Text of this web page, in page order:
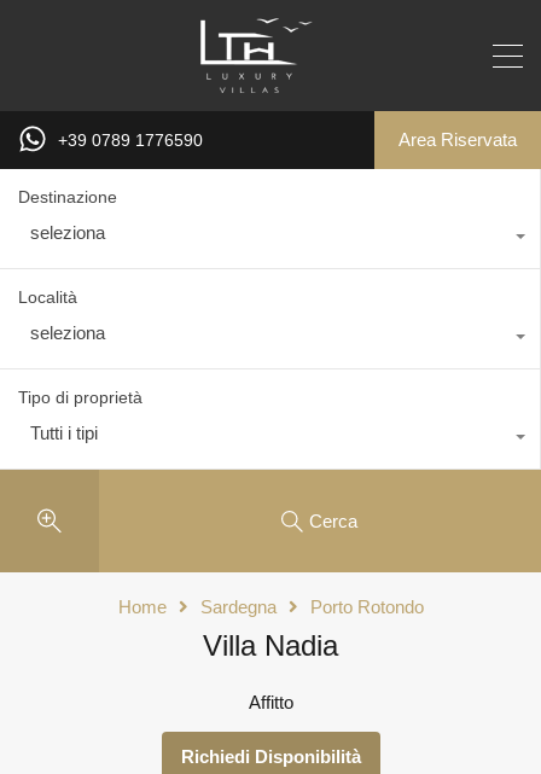
+39 0789 1776590 Area Riservata
Destinazione
seleziona
Località
seleziona
Tipo di proprietà
Tutti i tipi
Cerca
Home Sardegna Porto Rotondo
Villa Nadia
Affitto
Richiedi Disponibilità